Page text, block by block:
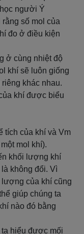
người Ý
số mol của
đo ở điều kiện
ở cùng nhiệt độ
khí sẽ luôn giống
khác nhau.
khí được biểu
tích của khí và Vm
mol khí).
khối lượng khí
không đổi. Vì
lượng của khí cũng
giúp chúng ta
nào đó bằng
hiểu được mối